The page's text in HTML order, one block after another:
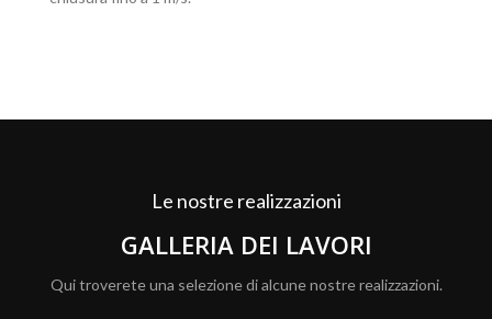
Le nostre realizzazioni
GALLERIA DEI LAVORI
Qui troverete una selezione di alcune nostre realizzazioni.